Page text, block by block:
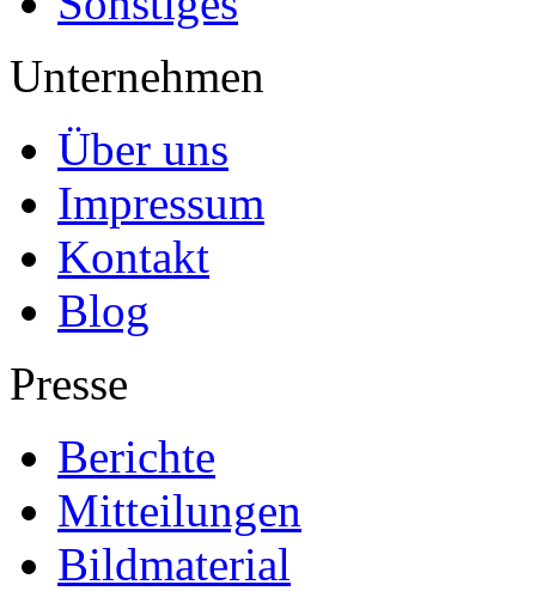
Unternehmen
Über uns
Impressum
Kontakt
Blog
Presse
Berichte
Mitteilungen
Bildmaterial